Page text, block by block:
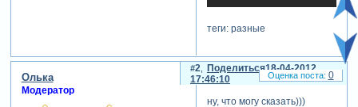
теги: разные
Поделиться
2
18-04-2012
17:46:10
Олька
Модератор
ну, что могу сказать)))
0